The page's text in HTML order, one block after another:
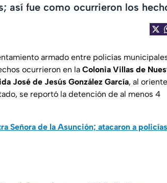
así fue como ocurrieron los
armado entre policías
ocurrieron en la Colonia Villas de
José de Jesús González García, al
se reportó la detención de al menos 4
Señora de la Asunción; atacaron a policías